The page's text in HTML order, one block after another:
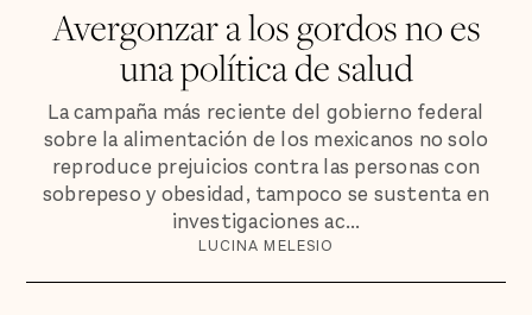
Avergonzar a los gordos no es
una política de salud
La campaña más reciente del gobierno federal
sobre la alimentación de los mexicanos no solo
reproduce prejuicios contra las personas con
sobrepeso y obesidad, tampoco se sustenta en
investigaciones ac...
LUCINA MELESIO